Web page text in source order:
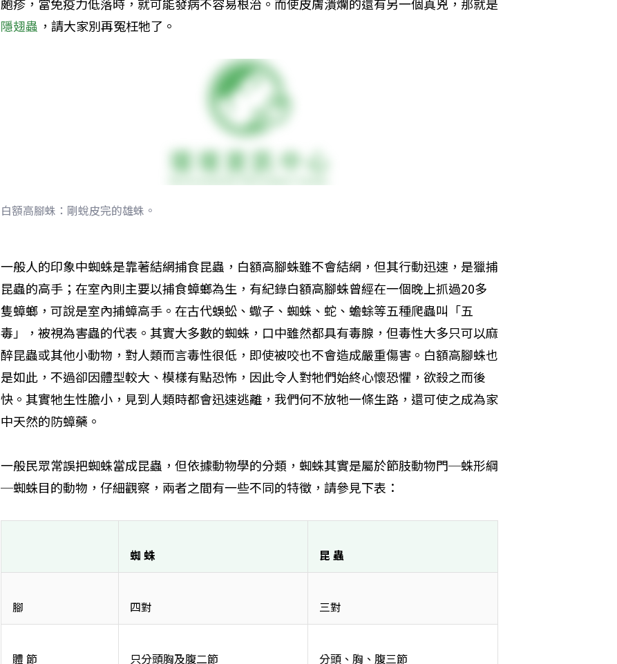
皰疹，當免疫力低落時，就可能發病不容易根治。而使皮膚潰爛的還有另一個真兇，那就是
隱翅蟲 ，請大家別再冤枉牠了。
白額高腳蛛：剛蛻皮完的雄蛛。
一般人的印象中蜘蛛是靠著結網捕食昆蟲，白額高腳蛛雖不會結網，但其行動迅速，是獵捕
昆蟲的高手；在室內則主要以捕食蟑螂為生，有紀錄白額高腳蛛曾經在一個晚上抓過20多
隻蟑螂，可說是室內捕蟑高手。在古代蜈蚣、蠍子、蜘蛛、蛇、蟾蜍等五種爬蟲叫「五
毒」，被視為害蟲的代表。其實大多數的蜘蛛，口中雖然都具有毒腺，但毒性大多只可以麻
醉昆蟲或其他小動物，對人類而言毒性很低，即使被咬也不會造成嚴重傷害。白額高腳蛛也
是如此，不過卻因體型較大、模樣有點恐怖，因此令人對牠們始終心懷恐懼，欲殺之而後
快。其實牠生性膽小，見到人類時都會迅速逃離，我們何不放牠一條生路，還可使之成為家
中天然的防蟑藥。
一般民眾常誤把蜘蛛當成昆蟲，但依據動物學的分類，蜘蛛其實是屬於節肢動物門─蛛形綱
─蜘蛛目的動物，仔細觀察，兩者之間有一些不同的特徵，請參見下表：
蜘 蛛 昆 蟲
腳 四對 三對
體 節 只分頭胸及腹二節 分頭、胸、腹三節